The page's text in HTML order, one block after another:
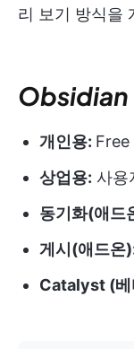
리 보기 방식을
Obsidian
개인용:
상업용: 사용
동기화(애드
게시(애드온
Catalyst (베